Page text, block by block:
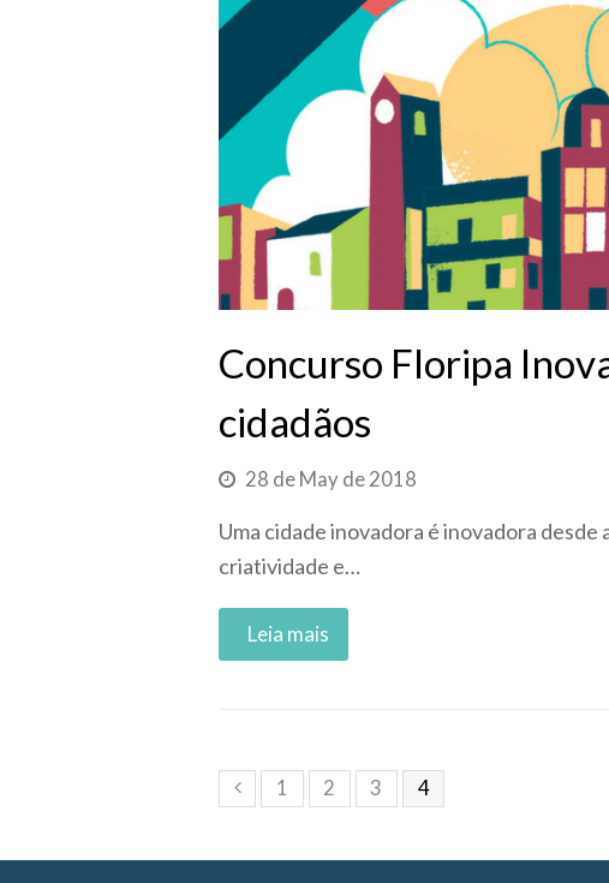
Concurso Floripa
cidadãos
28 de May de 2018
Uma cidade inovadora é inovadora desde
criatividade e…
1 2 3 4